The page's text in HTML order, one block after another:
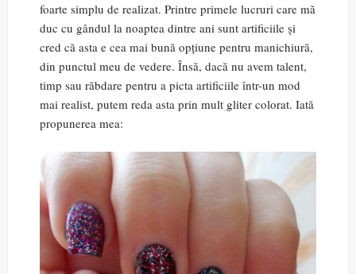
foarte simplu de realizat. Printre primele lucruri care mă
duc cu gândul la noaptea dintre ani sunt artificiile și
cred că asta e cea mai bună opțiune pentru manichiură,
din punctul meu de vedere. Însă, dacă nu avem talent,
timp sau răbdare pentru a picta artificiile într-un mod
mai realist, putem reda asta prin mult gliter colorat. Iată
propunerea mea: